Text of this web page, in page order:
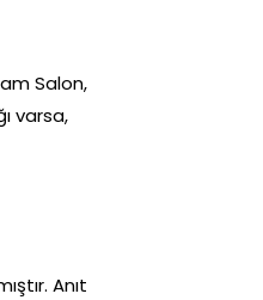
Salon,
varsa,
Anıt